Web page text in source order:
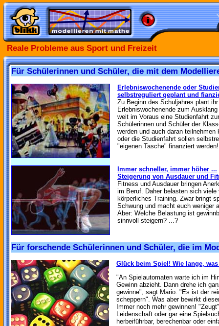
Reale Probleme aus Sport und Freizeit
Für Schülerinnen und Schüler, die mit dem
Erlebniswochenende oder
selbstreguliert geplant und
Zu Beginn des Schuljahres plant
Erlebniswochenende zum
weit im Voraus eine Studienfahrt
Schülerinnen und Schüler der
werden und auch daran
oder die Studienfahrt sollen
"eigenen Tasche" finanziert
Immer schneller, immer höher ...
Steigerung von Ausdauer und
Fitness und Ausdauer bringen
im Beruf. Daher belasten sich
körperliches Training. Zwar bringt
Schwung und macht euch weniger
Aber: Welche Belastung ist
sinnvoll steigern? ...?
Für forschende Schülerinnen und Schüler, die im
Glück beim Spiel! Wie lange,
"An Spielautomaten warte ich im
Gewinn abzieht. Dann drehe ich
gewinne", sagt Mario. "Es ist der
scheppern". Was aber bewirkt
Immer noch mehr gewinnen!
Leidenschaft oder gar eine
herbeiführbar, berechenbar oder